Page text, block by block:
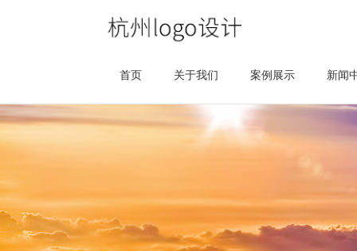
首页 关于我们 案例展示 新闻